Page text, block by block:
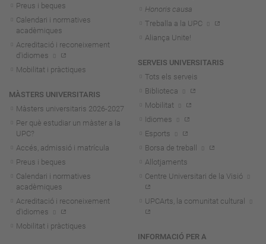
Preus i beques
Calendari i normatives
acadèmiques
Acreditació i reconeixement
d'idiomes
Mobilitat i pràctiques
MÀSTERS UNIVERSITARIS
Màsters universitaris 2026-2027
Per què estudiar un màster a la
UPC?
Accés, admissió i matrícula
Preus i beques
Calendari i normatives
acadèmiques
Acreditació i reconeixement
d'idiomes
Mobilitat i pràctiques
Honoris causa
Treballa a la UPC
Aliança Unite!
SERVEIS UNIVERSITARIS
Tots els serveis
Biblioteca
Mobilitat
Idiomes
Esports
Borsa de treball
Allotjaments
Centre Universitari de la Visió
UPCArts, la comunitat cultural
INFORMACIÓ PER A